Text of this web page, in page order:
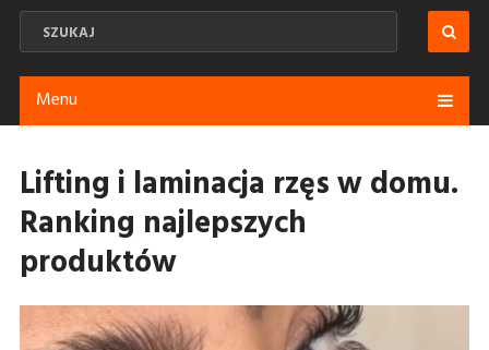
Menu
Lifting i laminacja rzęs w domu.
Ranking najlepszych
produktów